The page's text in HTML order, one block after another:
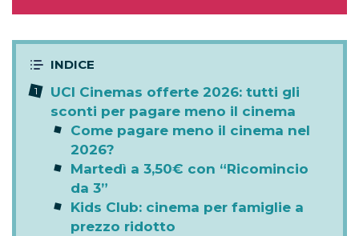
UCI Cinemas offerte 2026: tutti gli
sconti per pagare meno il cinema
Come pagare meno il cinema nel
2026?
Martedì a 3,50€ con “Ricomincio
da 3”
Kids Club: cinema per famiglie a
prezzo ridotto